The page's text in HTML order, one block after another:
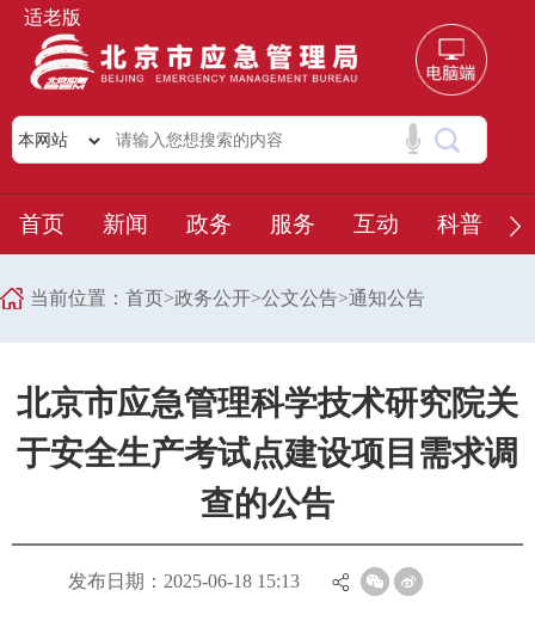
适老版
首页 新闻 政务 服务 互动 科普
当前位置： 首页>政务公开>公文公告>通知公告
北京市应急管理科学技术研究院关
于安全生产考试点建设项目需求调
查的公告
发布日期：2025-06-18 15:13